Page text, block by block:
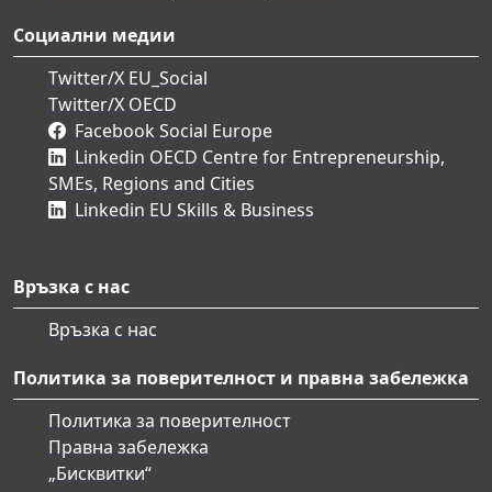
Социални медии
Twitter/X EU_Social
Twitter/X OECD
Facebook Social Europe
Linkedin OECD Centre for Entrepreneurship,
SMEs, Regions and Cities
Linkedin EU Skills & Business
Връзка с нас
Връзка с нас
Политика за поверителност и правна забележка
Политика за поверителност
Правна забележка
„Бисквитки“